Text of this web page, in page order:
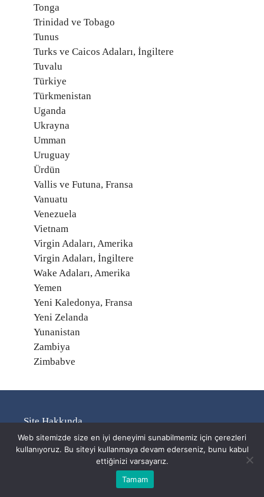
Tonga
Trinidad ve Tobago
Tunus
Turks ve Caicos Adaları, İngiltere
Tuvalu
Türkiye
Türkmenistan
Uganda
Ukrayna
Umman
Uruguay
Ürdün
Vallis ve Futuna, Fransa
Vanuatu
Venezuela
Vietnam
Virgin Adaları, Amerika
Virgin Adaları, İngiltere
Wake Adaları, Amerika
Yemen
Yeni Kaledonya, Fransa
Yeni Zelanda
Yunanistan
Zambiya
Zimbabve
Site Hakkında
Markalar hangi ülkeye ait? Hangi ülkenin ürünü bu
marka? Markanın sahipleri kim? Hissedarları kim?
Gibi tüm bilgileri web sitemiz paylaşmaktadır.
Web sitemizde size en iyi deneyimi sunabilmemiz için çerezleri
kullanıyoruz. Bu siteyi kullanmaya devam ederseniz, bunu kabul
ettiğinizi varsayarız.
Tamam